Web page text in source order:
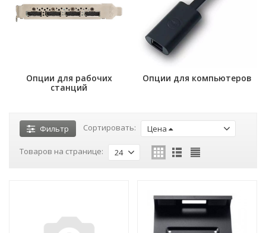
Опции для рабочих
станций
Опции для компьютеров
Фильтр Сортировать: Цена
Товаров на странице: 24